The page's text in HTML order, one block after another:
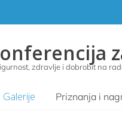
zdravlje i dobrobit na
Galerije Priznanja i